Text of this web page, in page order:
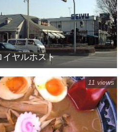
イヤルホスト
11 views